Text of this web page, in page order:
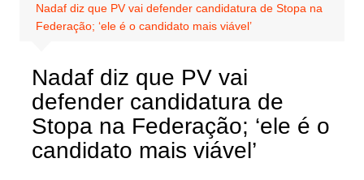
Nadaf diz que PV vai defender candidatura de Stopa na
Federação; ‘ele é o candidato mais viável’
Nadaf diz que PV vai
defender candidatura de
Stopa na Federação; ‘ele é o
candidato mais viável’